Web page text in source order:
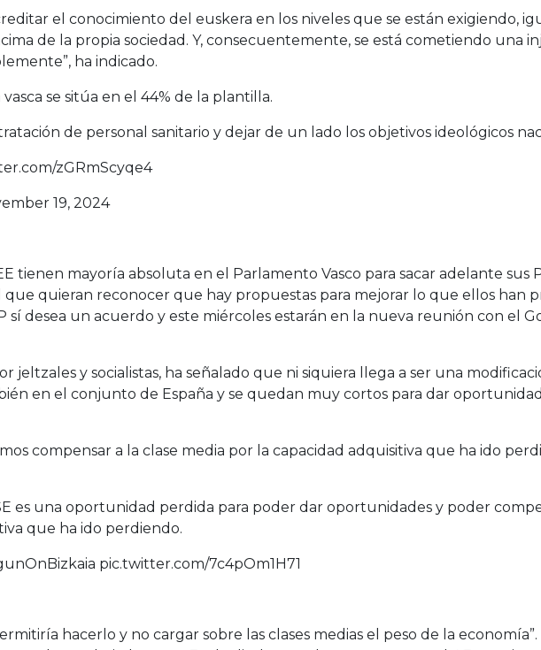
el conocimiento del euskera en los niveles que se están exigiendo,
de la propia sociedad. Y, consecuentemente, se está cometiendo una
ha indicado.
se sitúa en el 44% de la plantilla.
de personal sanitario y dejar de un lado los objetivos ideológicos
zGRmScyqe4
19, 2024
tienen mayoría absoluta en el Parlamento Vasco para sacar adelante sus
que quieran reconocer que hay propuestas para mejorar lo que ellos han
sí desea un acuerdo y este miércoles estarán en la nueva reunión con el
jeltzales y socialistas, ha señalado que ni siquiera llega a ser una
en el conjunto de España y se quedan muy cortos para dar
compensar a la clase media por la capacidad adquisitiva que ha ido
es una oportunidad perdida para poder dar oportunidades y poder
que ha ido perdiendo.
pic.twitter.com/7c4pOm1H71
hacerlo y no cargar sobre las clases medias el peso de la